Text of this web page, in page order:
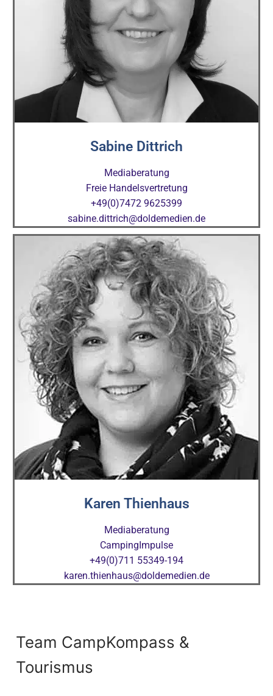
Sabine Dittrich
Mediaberatung
Freie Handelsvertretung
+49(0)7472 9625399
sabine.dittrich@doldemedien.de
Karen Thienhaus
Mediaberatung
CampingImpulse
+49(0)711 55349-194
karen.thienhaus@doldemedien.de
Team CampKompass &
Tourismus